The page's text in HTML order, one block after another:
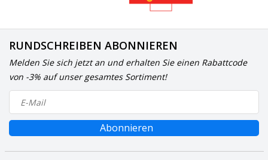
RUNDSCHREIBEN ABONNIEREN
Melden Sie sich jetzt an und erhalten Sie einen Rabattcode
von -3% auf unser gesamtes Sortiment!
Abonnieren